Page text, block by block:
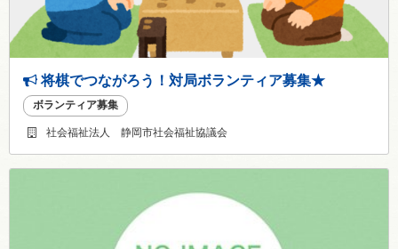
将棋でつながろう！対局ボランティア募集★
ボランティア募集
社会福祉法人 静岡市社会福祉協議会